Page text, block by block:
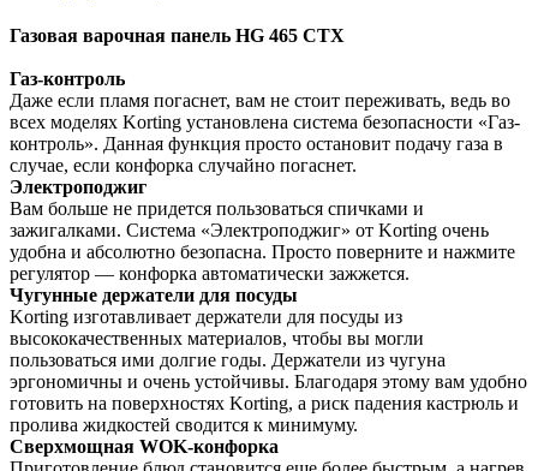
Газовая варочная панель HG 465 CTX
Газ-контроль
Даже если пламя погаснет, вам не стоит переживать, ведь во
всех моделях Korting установлена система безопасности «Газ-
контроль». Данная функция просто остановит подачу газа в
случае, если конфорка случайно погаснет.
Электроподжиг
Вам больше не придется пользоваться спичками и
зажигалками. Система «Электроподжиг» от Korting очень
удобна и абсолютно безопасна. Просто поверните и нажмите
регулятор — конфорка автоматически зажжется.
Чугунные держатели для посуды
Korting изготавливает держатели для посуды из
высококачественных материалов, чтобы вы могли
пользоваться ими долгие годы. Держатели из чугуна
эргономичны и очень устойчивы. Благодаря этому вам удобно
готовить на поверхностях Korting, а риск падения кастрюль и
пролива жидкостей сводится к минимуму.
Сверхмощная WOK-конфорка